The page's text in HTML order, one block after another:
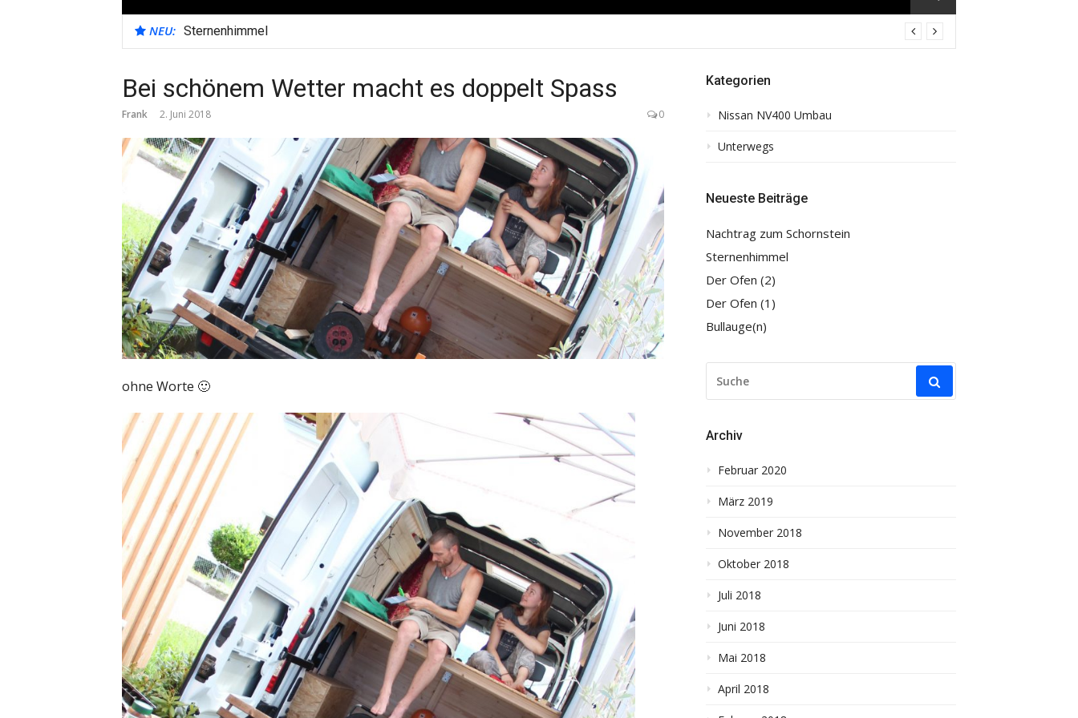
NEU: Sternenhimmel
Bei schönem Wetter macht es doppelt Spass
Frank 2. Juni 2018 0
ohne Worte 🙂
Kategorien
Nissan NV400 Umbau
Unterwegs
Neueste Beiträge
Nachtrag zum Schornstein
Sternenhimmel
Der Ofen (2)
Der Ofen (1)
Bullauge(n)
NACH:
Archiv
Februar 2020
März 2019
November 2018
Oktober 2018
Juli 2018
Juni 2018
Mai 2018
April 2018